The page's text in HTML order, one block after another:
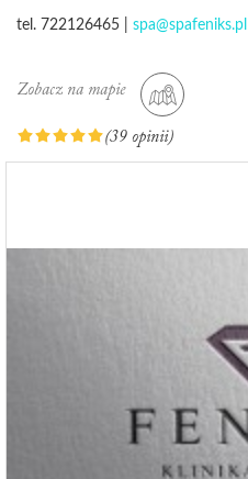
tel. 722126465 | spa@spafeniks.pl
Zobacz na mapie
(39 opinii)